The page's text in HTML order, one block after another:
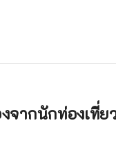
จากนักท่องเที่ย